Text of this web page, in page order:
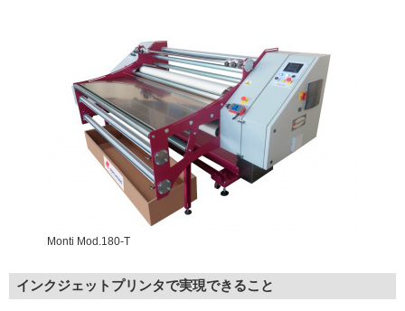
Monti Mod.180‐T
インクジェットプリンタで実現できること